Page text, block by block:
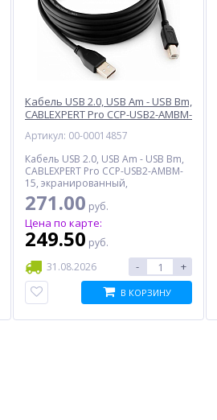
Кабель USB 2.0, USB Am - USB Bm,
CABLEXPERT Pro CCP-USB2-AMBM-
Артикул: 00-00014857
Кабель USB 2.0, USB Am - USB Bm,
CABLEXPERT Pro CCP-USB2-AMBM-
15, экранированный,
позолоченные контакты, 4.5 м,
черный
271.00 руб.
Цена по карте:
249.50 руб.
31.08.2026
- +
В КОРЗИНУ